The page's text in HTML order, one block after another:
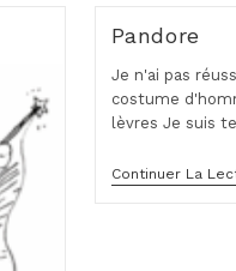
Pandore
Je n'ai pas
costume
lèvres Je suis
Continuer La